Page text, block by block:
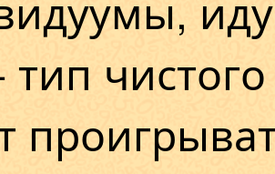
тип